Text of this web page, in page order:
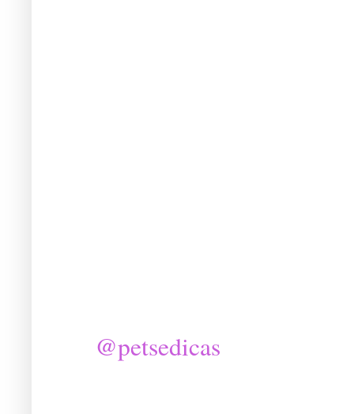
@petsedicas